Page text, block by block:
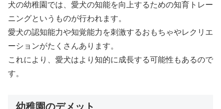
犬の幼稚園では、愛犬の知能を向上するための知育トレー
ニングというものが行われます。
愛犬の認知能力や知覚能力を刺激するおもちゃやレクリエ
ーションがたくさんあります。
これにより、愛犬はより知的に成長する可能性もあるので
す。
幼稚園のデメット